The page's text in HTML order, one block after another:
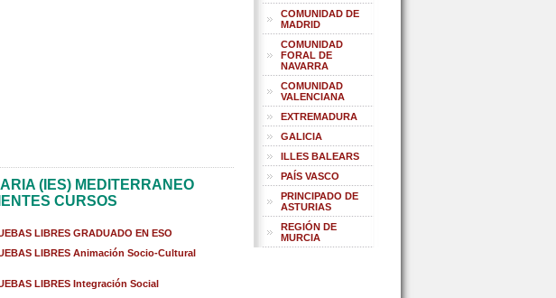
(IES) MEDITERRANEO
CURSOS
LIBRES GRADUADO EN ESO
LIBRES Animación Socio-Cultural
LIBRES Integración Social
COMUNIDAD DE
MADRID
COMUNIDAD
FORAL DE
NAVARRA
COMUNIDAD
VALENCIANA
EXTREMADURA
GALICIA
ILLES BALEARS
PAÍS VASCO
PRINCIPADO DE
ASTURIAS
REGIÓN DE
MURCIA